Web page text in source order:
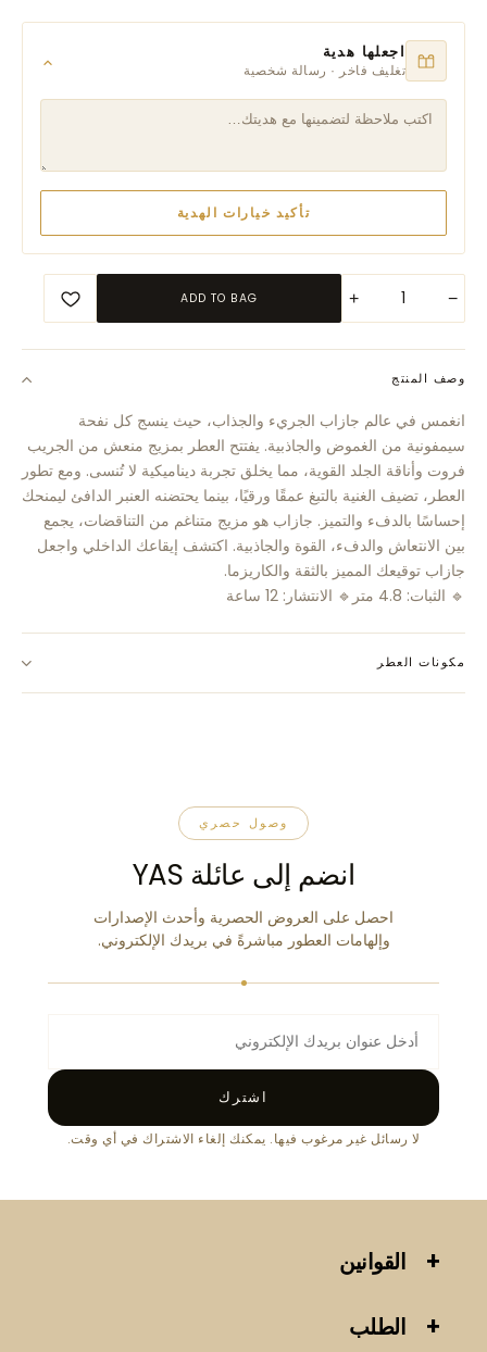
اجعلها هدية
تغليف فاخر · رسالة شخصية
تأكيد خيارات الهدية
−
+
ADD TO BAG
وصف المنتج
انغمس في عالم جازاب الجريء والجذاب، حيث ينسج كل نفحة
سيمفونية من الغموض والجاذبية. يفتتح العطر بمزيج منعش من الجريب
فروت وأناقة الجلد القوية، مما يخلق تجربة ديناميكية لا تُنسى. ومع تطور
العطر، تضيف الغنية بالتبغ عمقًا ورقيًا، بينما يحتضنه العنبر الدافئ ليمنحك
إحساسًا بالدفء والتميز. جازاب هو مزيج متناغم من التناقضات، يجمع
بين الانتعاش والدفء، القوة والجاذبية. اكتشف إيقاعك الداخلي واجعل
جازاب توقيعك المميز بالثقة والكاريزما.
🔹 الثبات: 4.8 متر🔹 الانتشار: 12 ساعة
مكونات العطر
وصول حصري
انضم إلى عائلة YAS
احصل على العروض الحصرية وأحدث الإصدارات
وإلهامات العطور مباشرةً في بريدك الإلكتروني.
اشترك
لا رسائل غير مرغوب فيها. يمكنك إلغاء الاشتراك في أي وقت.
القوانين
الطلب